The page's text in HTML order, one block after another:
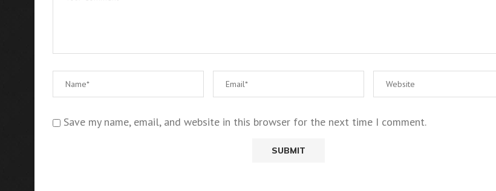
Save my name, email, and website in this browser for the next time I comment.